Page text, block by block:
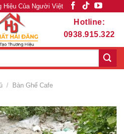
Hiệu Của Người Việt
Hotline:
0938.915.322
/ Bàn Ghế Cafe